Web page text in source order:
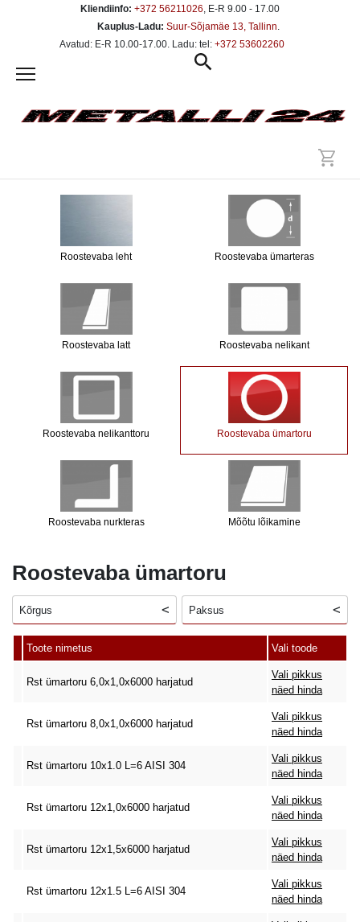
Kliendiinfo: +372 56211026, E-R 9.00 - 17.00
Kauplus-Ladu: Suur-Sõjamäe 13, Tallinn.
Avatud: E-R 10.00-17.00. Ladu: tel: +372 53602260
Roostevaba leht Roostevaba ümarteras
Roostevaba latt Roostevaba nelikant
Roostevaba nelikanttoru Roostevaba ümartoru
Roostevaba nurkteras Mõõtu lõikamine
Roostevaba ümartoru
Kõrgus Paksus
Toote nimetus Vali toode
Rst ümartoru 6,0x1,0x6000 harjatud
Vali pikkus
näed hinda
Rst ümartoru 8,0x1,0x6000 harjatud
Vali pikkus
näed hinda
Rst ümartoru 10x1.0 L=6 AISI 304
Vali pikkus
näed hinda
Rst ümartoru 12x1,0x6000 harjatud
Vali pikkus
näed hinda
Rst ümartoru 12x1,5x6000 harjatud
Vali pikkus
näed hinda
Rst ümartoru 12x1.5 L=6 AISI 304
Vali pikkus
näed hinda